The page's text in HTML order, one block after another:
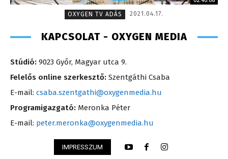
OXYGEN TV ADÁS
2021.04.17.
KAPCSOLAT - OXYGEN MEDIA
Stúdió: 9023 Győr, Magyar utca 9.
Felelős online szerkesztő: Szentgáthi Csaba
E-mail: csaba.szentgathi@oxygenmedia.hu
Programigazgató: Meronka Péter
E-mail: peter.meronka@oxygenmedia.hu
IMPRESSZUM